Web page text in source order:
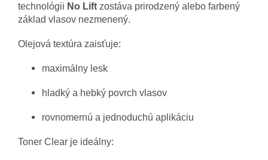
technológii No Lift zostáva prirodzený alebo farbený
základ vlasov nezmenený.
Olejová textúra zaisťuje:
maximálny lesk
hladký a hebký povrch vlasov
rovnomernú a jednoduchú aplikáciu
Toner Clear je ideálny: